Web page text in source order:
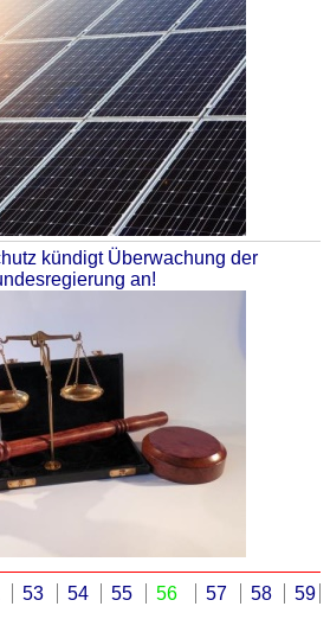
kündigt Überwachung der
an!
53 54 55 56 57 58
59